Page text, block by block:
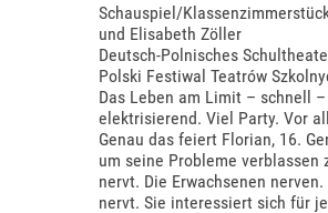
Schauspiel/
und Elisabeth Zöller
Deutsch-Polnisches
Polski Festiwal Teatrów
Das Leben am Limit – schnell
elektrisierend. Viel Party. Vor
Genau das feiert Florian, 16.
um seine Probleme verblassen
nervt. Die Erwachsenen
nervt. Sie interessiert sich für